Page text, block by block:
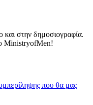
στην δημοσιογραφία.
MinistryofMen!